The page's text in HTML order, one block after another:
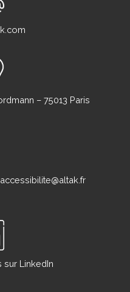
– 75013 Paris
accessibilite@altak.fr
sur LinkedIn